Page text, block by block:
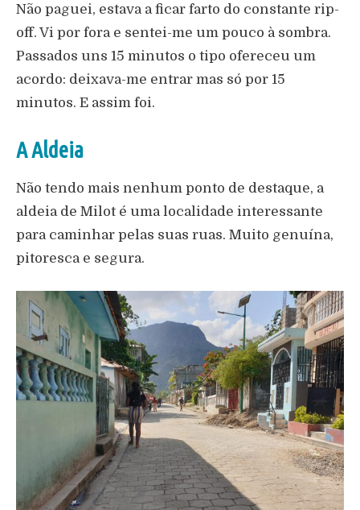
Não paguei, estava a ficar farto do constante rip-
off. Vi por fora e sentei-me um pouco à sombra.
Passados uns 15 minutos o tipo ofereceu um
acordo: deixava-me entrar mas só por 15
minutos. E assim foi.
A Aldeia
Não tendo mais nenhum ponto de destaque, a
aldeia de Milot é uma localidade interessante
para caminhar pelas suas ruas. Muito genuína,
pitoresca e segura.